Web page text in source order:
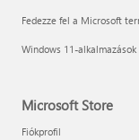
Fedezze fel a Microsoft
Windows 11-alkalmazások
Microsoft Store
Fiókprofil